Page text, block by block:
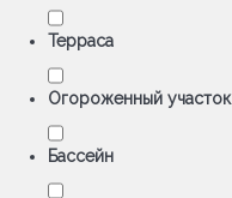
Терраса
Oгороженный участок
Бассейн